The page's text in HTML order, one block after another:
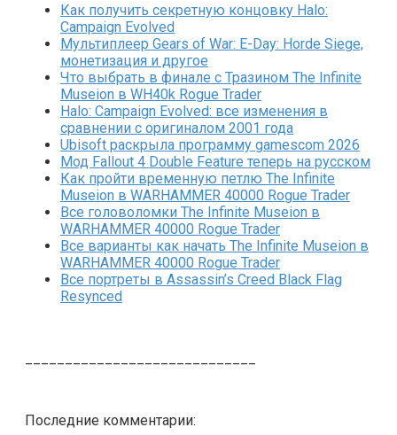
Как получить секретную концовку Halo:
Campaign Evolved
Мультиплеер Gears of War: E-Day: Horde Siege,
монетизация и другое
Что выбрать в финале с Тразином The Infinite
Museion в WH40k Rogue Trader
Halo: Campaign Evolved: все изменения в
сравнении с оригиналом 2001 года
Ubisoft раскрыла программу gamescom 2026
Мод Fallout 4 Double Feature теперь на русском
Как пройти временную петлю The Infinite
Museion в WARHAMMER 40000 Rogue Trader
Все головоломки The Infinite Museion в
WARHAMMER 40000 Rogue Trader
Все варианты как начать The Infinite Museion в
WARHAMMER 40000 Rogue Trader
Все портреты в Assassin’s Creed Black Flag
Resynced
Последние комментарии: